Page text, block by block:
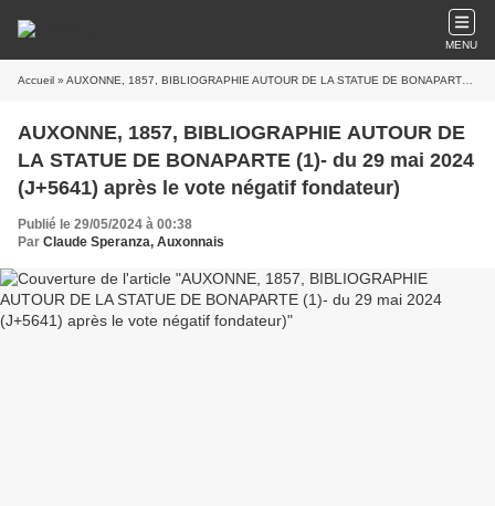
MENU
Accueil » AUXONNE, 1857, BIBLIOGRAPHIE AUTOUR DE LA STATUE DE BONAPARTE (1)- du 29 mai 2024 (J+5641) après le vote négatif fondateur)
AUXONNE, 1857, BIBLIOGRAPHIE AUTOUR DE
LA STATUE DE BONAPARTE (1)- du 29 mai 2024
(J+5641) après le vote négatif fondateur)
Publié le 29/05/2024 à 00:38
Par Claude Speranza, Auxonnais